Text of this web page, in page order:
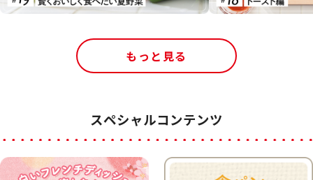
もっと見る
スペシャルコンテンツ